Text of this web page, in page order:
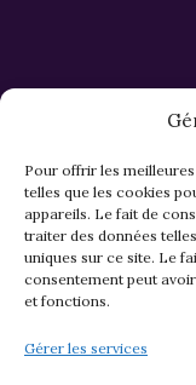
Pour offrir les
telles que les cookies
appareils. Le fait de
traiter des données
uniques sur ce site. Le
consentement peut
et fonctions.
Gérer les services